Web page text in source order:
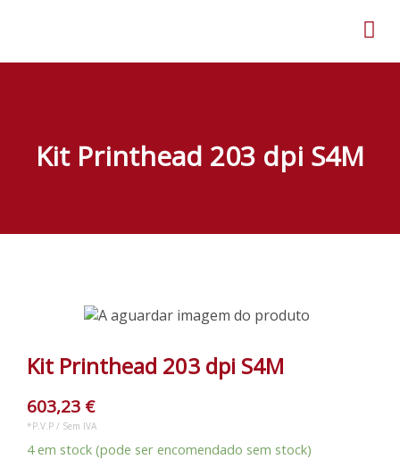
Kit Printhead 203 dpi S4M
Kit Printhead 203 dpi S4M
603,23 €
*P.V.P / Sem IVA
4 em stock (pode ser encomendado sem stock)